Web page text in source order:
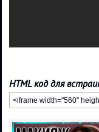
HTML код для